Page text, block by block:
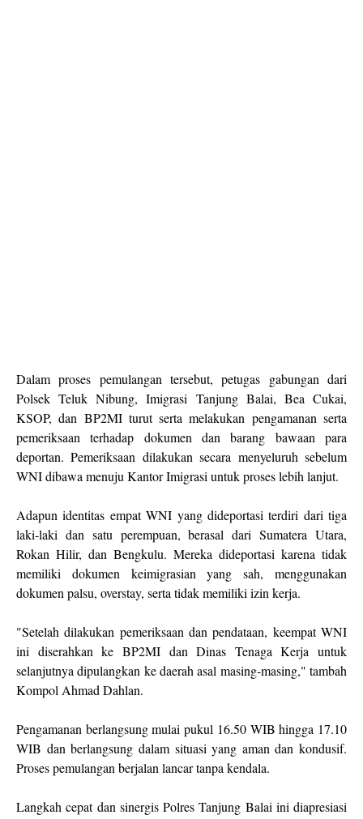
Dalam proses pemulangan tersebut, petugas gabungan dari
Polsek Teluk Nibung, Imigrasi Tanjung Balai, Bea Cukai,
KSOP, dan BP2MI turut serta melakukan pengamanan serta
pemeriksaan terhadap dokumen dan barang bawaan para
deportan. Pemeriksaan dilakukan secara menyeluruh sebelum
WNI dibawa menuju Kantor Imigrasi untuk proses lebih lanjut.
Adapun identitas empat WNI yang dideportasi terdiri dari tiga
laki-laki dan satu perempuan, berasal dari Sumatera Utara,
Rokan Hilir, dan Bengkulu. Mereka dideportasi karena tidak
memiliki dokumen keimigrasian yang sah, menggunakan
dokumen palsu, overstay, serta tidak memiliki izin kerja.
"Setelah dilakukan pemeriksaan dan pendataan, keempat WNI
ini diserahkan ke BP2MI dan Dinas Tenaga Kerja untuk
selanjutnya dipulangkan ke daerah asal masing-masing," tambah
Kompol Ahmad Dahlan.
Pengamanan berlangsung mulai pukul 16.50 WIB hingga 17.10
WIB dan berlangsung dalam situasi yang aman dan kondusif.
Proses pemulangan berjalan lancar tanpa kendala.
Langkah cepat dan sinergis Polres Tanjung Balai ini diapresiasi